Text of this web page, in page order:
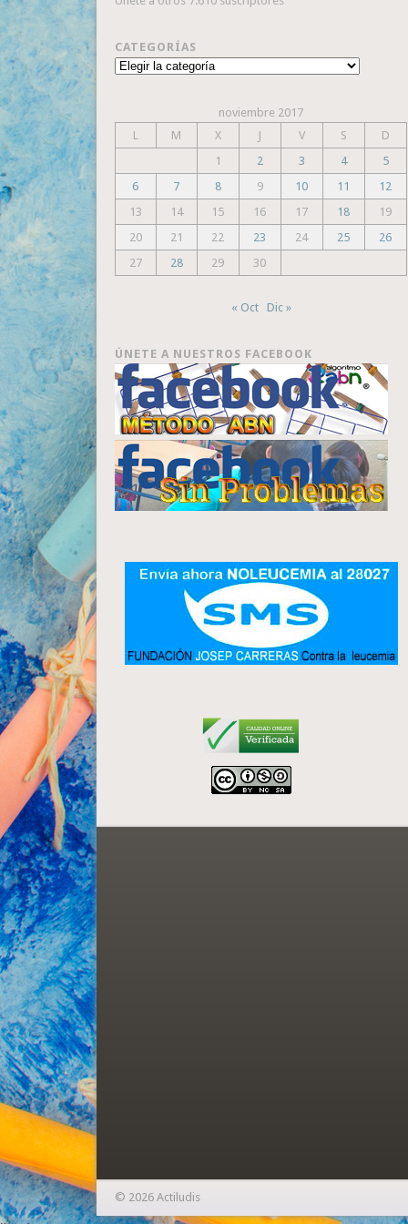
CATEGORÍAS
Categorías
noviembre 2017
L
M X J V S
D
1
2 3 4
5
6
7 8 9 10 11
12
13
14 15 16 17 18
19
20
21 22 23 24 25
26
27
28 29 30
« Oct Dic »
ÚNETE A NUESTROS FACEBOOK
© 2026 Actiludis